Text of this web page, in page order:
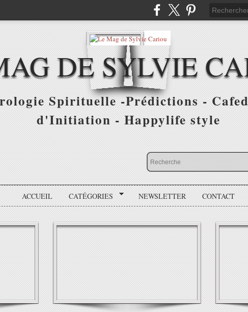
DE SYLVIE
Spirituelle -Prédictions -
d'Initiation - Happylife style
ACCUEIL CATÉGORIES NEWSLETTER CONTACT